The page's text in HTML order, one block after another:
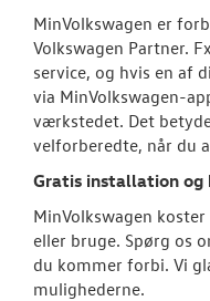
MinVolkswagen er
Volkswagen Partner.
service, og hvis en af
via MinVolkswagen-
værkstedet. Det
velforberedte, når du
Gratis installation og
MinVolkswagen
eller bruge. Spørg os
du kommer forbi. Vi
mulighederne.